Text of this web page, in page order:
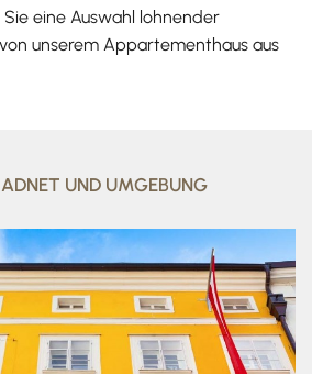
eine Auswahl lohnender
unserem Appartementhaus aus
UND UMGEBUNG